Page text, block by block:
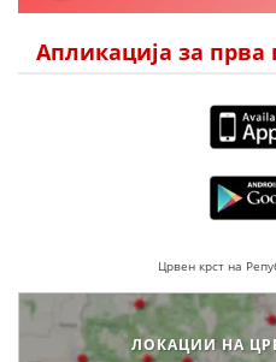
Апликација за
Црвен крст на
ЛОКАЦИИ НА